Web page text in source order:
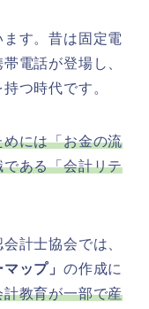
す。昔は固定電
電話が登場し、
つ時代です。
には「お金の流
ある「会計リテ
計士協会では、
マップ」の作成に
教育が一部で産